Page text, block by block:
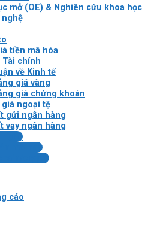
mở (OE) & Nghiên cứu khoa học
tiền mã hóa
Tài chính
về Kinh tế
giá vàng
giá chứng khoán
giá ngoại tệ
gửi ngân hàng
vay ngân hàng
mã hóa
crypto
cáo